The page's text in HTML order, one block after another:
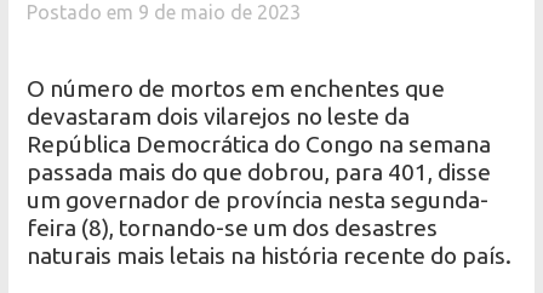
Postado em 9 de maio de 2023
O número de mortos em enchentes que
devastaram dois vilarejos no leste da
República Democrática do Congo na semana
passada mais do que dobrou, para 401, disse
um governador de província nesta segunda-
feira (8), tornando-se um dos desastres
naturais mais letais na história recente do país.